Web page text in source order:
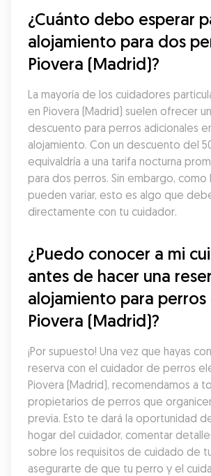
¿Cuánto debo esperar
alojamiento para dos
Piovera (Madrid)?
La mayoría de los cuidadores
en Piovera (Madrid) suelen ofrecer
descuento para perros adicionales
alojamiento. Con un descuento del
equivaldría a una tarifa nocturna
para dos perros. Sin embargo, como
pueden variar, esto es algo que
directamente con tu cuidador.
¿Puedo conocer a mi
antes de hacer una
alojamiento para perros
Piovera (Madrid)?
¡Por supuesto! Una vez que hayas
reserva con el cuidador de perros
Piovera (Madrid), recomendamos a
propietarios de perros que
previa. Esto te dará la oportunidad
hogar del cuidador, comentar
sobre los requisitos de cuidado de
asegurarte de que tu perro y el